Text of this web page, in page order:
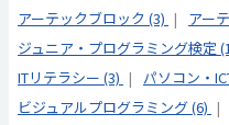
アーテックブロック (3)
アー
ジュニア・プログラミング検定
ITリテラシー (3)
パソコン・
ビジュアルプログラミング (6)